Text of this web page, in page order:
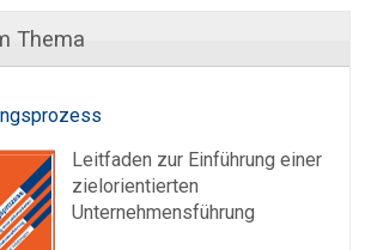
Thema
Leitfaden zur Einführung einer
zielorientierten
Unternehmensführung